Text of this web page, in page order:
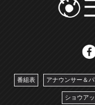
番組表 アナウンサー＆
ショウア